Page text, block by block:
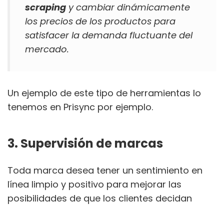
scraping y cambiar dinámicamente
los precios de los productos para
satisfacer la demanda fluctuante del
mercado.
Un ejemplo de este tipo de herramientas lo
tenemos en Prisync por ejemplo.
3. Supervisión de marcas
Toda marca desea tener un sentimiento en
línea limpio y positivo para mejorar las
posibilidades de que los clientes decidan